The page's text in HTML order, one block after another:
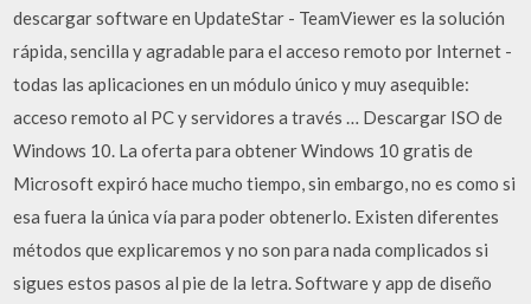
descargar software en UpdateStar - TeamViewer es la solución
rápida, sencilla y agradable para el acceso remoto por Internet -
todas las aplicaciones en un módulo único y muy asequible:
acceso remoto al PC y servidores a través … Descargar ISO de
Windows 10. La oferta para obtener Windows 10 gratis de
Microsoft expiró hace mucho tiempo, sin embargo, no es como si
esa fuera la única vía para poder obtenerlo. Existen diferentes
métodos que explicaremos y no son para nada complicados si
sigues estos pasos al pie de la letra. Software y app de diseño